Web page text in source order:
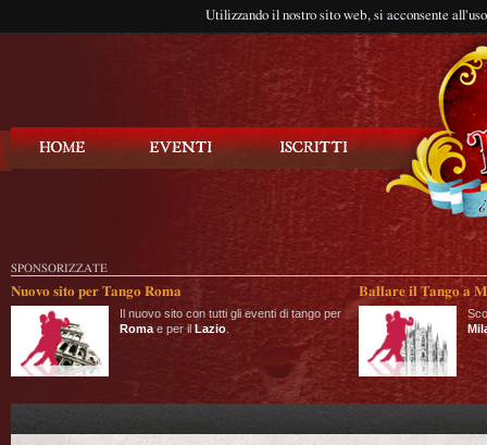
Utilizzando il nostro sito web, si acconsente
SPONSORIZZATE
Nuovo sito per Tango Roma
Il nuovo sito con tutti gli eventi di tango per
Roma e per il Lazio
Ballare il Tango a